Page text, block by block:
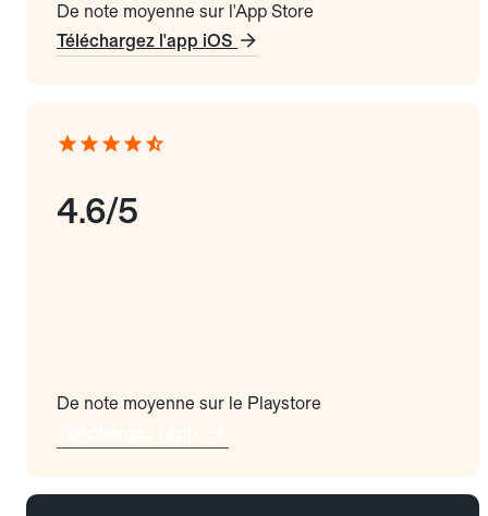
De note moyenne sur l'App Store
Téléchargez l'app iOS
4.6/5
De note moyenne sur le Playstore